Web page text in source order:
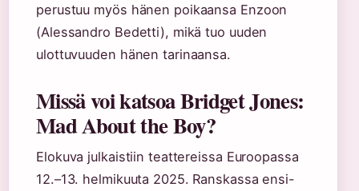
perustuu myös hänen poikaansa Enzoon
(Alessandro Bedetti), mikä tuo uuden
ulottuvuuden hänen tarinaansa.
Missä voi katsoa Bridget Jones:
Mad About the Boy?
Elokuva julkaistiin teattereissa Euroopassa
12.–13. helmikuuta 2025. Ranskassa ensi-